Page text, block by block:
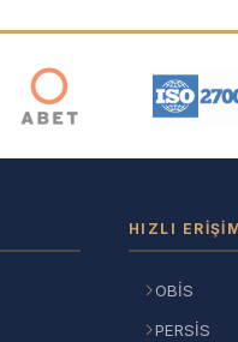
HIZLI
OBİS
PERSİS